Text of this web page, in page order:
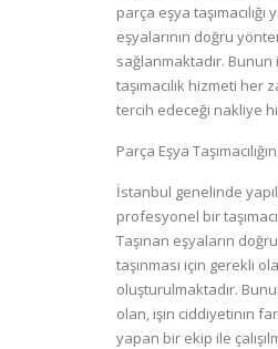
parça eşya
eşyalarının doğru
sağlanmaktadır.
taşımacılık hizmeti
tercih edeceği nakliye
Parça Eşya
İstanbul genelinde
profesyonel bir
Taşınan eşyaların
taşınması için gerekli
oluşturulmaktadır.
olan, işin ciddiyetinin
yapan bir ekip ile